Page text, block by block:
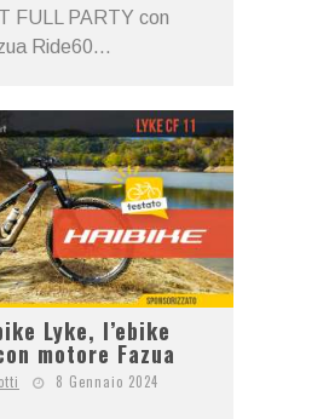
FULL PARTY con
Ride60...
Lyke, l’ebike
motore Fazua
8 Gennaio 2024